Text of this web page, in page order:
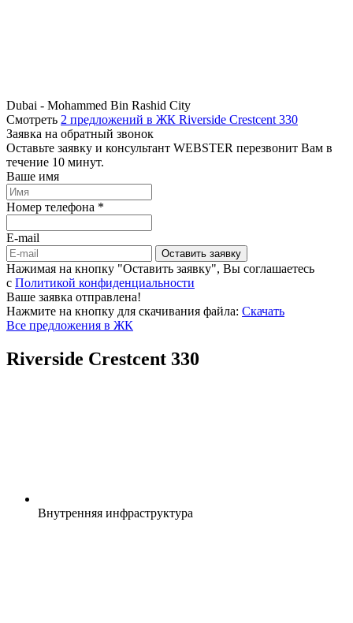
Dubai - Mohammed Bin Rashid City
Смотреть 2 предложений в ЖК Riverside Crestcent 330
Заявка на обратный звонок
Оставьте заявку и консультант WEBSTER перезвонит Вам в
течение 10 минут.
Ваше имя
Номер телефона *
E-mail
Оставить заявку
Нажимая на кнопку "Оставить заявку", Вы соглашаетесь
c Политикой конфиденциальности
Ваше заявка отправлена!
Нажмите на кнопку для скачивания файла: Скачать
Все предложения в ЖК
Riverside Crestcent 330
Внутренняя инфраструктура